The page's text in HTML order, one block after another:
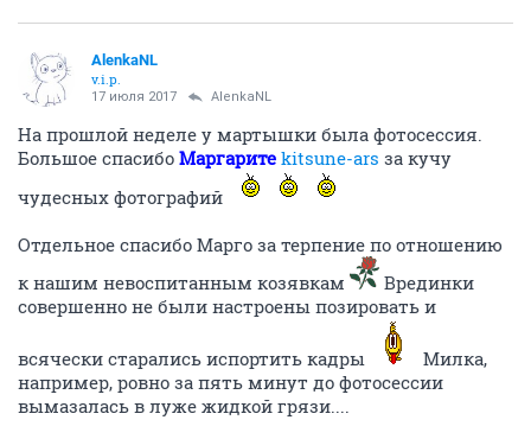
AlenkaNL
v.i.p.
17 июля 2017 AlenkaNL
На прошлой неделе у мартышки была фотосессия.
Большое спасибо Маргарите kitsune-ars за кучу
чудесных фотографий
Отдельное спасибо Марго за терпение по отношению
к нашим невоспитанным козявкам
Врединки
совершенно не были настроены позировать и
всячески старались испортить кадры
Милка,
например, ровно за пять минут до фотосессии
вымазалась в луже жидкой грязи....